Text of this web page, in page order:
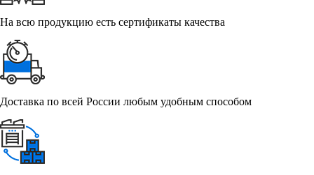
На всю продукцию есть сертификаты качества
Доставка по всей России любым удобным способом